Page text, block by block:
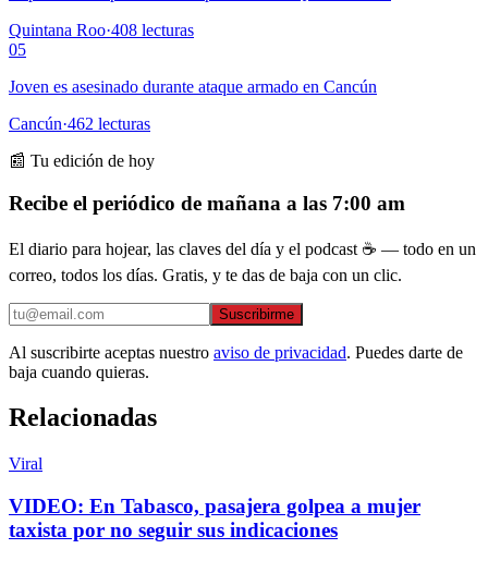
Quintana Roo·408 lecturas
05
Joven es asesinado durante ataque armado en Cancún
Cancún·462 lecturas
📰 Tu edición de hoy
Recibe el periódico de mañana a las 7:00 am
El diario para hojear, las claves del día y el podcast ☕ — todo en un
correo, todos los días. Gratis, y te das de baja con un clic.
Suscribirme
Al suscribirte aceptas nuestro aviso de privacidad. Puedes darte de
baja cuando quieras.
Relacionadas
Viral
VIDEO: En Tabasco, pasajera golpea a mujer
taxista por no seguir sus indicaciones